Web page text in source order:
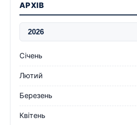
АРХІВ
Січень
Лютий
Березень
Квітень